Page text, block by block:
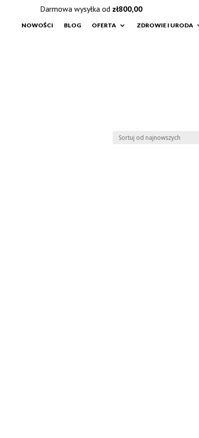
NOWOŚCI BLOG OFERTA ZDROWIE I URODA
Darmowa wysyłka od zł800,00